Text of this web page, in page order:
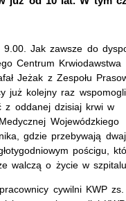
Jak zawsze do
Centrum Krwiodawstwa
Jeżak z Zespołu
już kolejny raz wspomogli
z oddanej dzisiaj krwi w
Wojewódzkiego
gdzie przebywają dwaj
pościgu,
walczą o życie w szpitalu.
cywilni KWP